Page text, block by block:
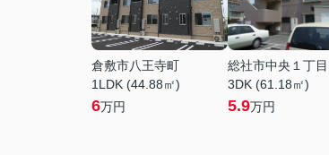
倉敷市八王寺町
1LDK (44.88㎡)
6万円
総社市中央１丁目
3DK (61.18㎡)
5.9万円